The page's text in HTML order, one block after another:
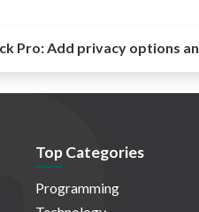
Pro:Add privacy options
Top Categories
Programming